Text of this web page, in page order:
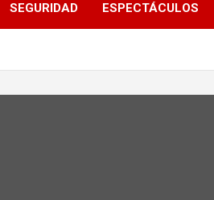
SEGURIDAD ESPECTÁCULOS